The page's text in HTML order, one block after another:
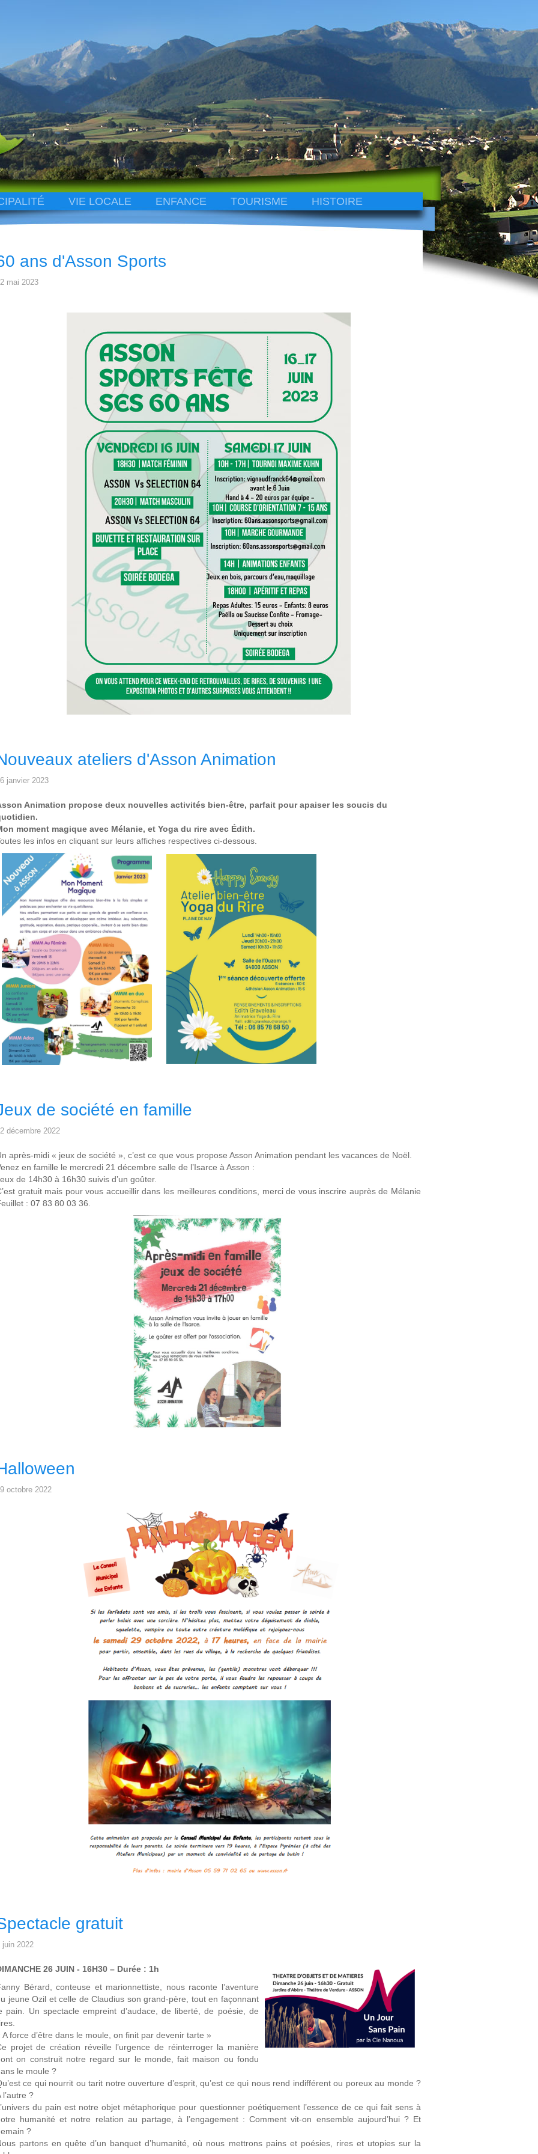
VIE LOCALE ENFANCE TOURISME HISTOIRE
ans d'Asson Sports
mai 2023
ateliers d'Asson Animation
janvier 2023
Animation propose deux nouvelles activités bien-être, parfait pour apaiser les soucis du
moment magique avec Mélanie, et Yoga du rire avec Édith.
les infos en cliquant sur leurs affiches respectives ci-dessous.
de société en famille
décembre 2022
après-midi « jeux de société », c’est ce que vous propose Asson Animation pendant les vacances de Noël.
en famille le mercredi 21 décembre salle de l’Isarce à Asson :
de 14h30 à 16h30 suivis d’un goûter.
gratuit mais pour vous accueillir dans les meilleures conditions, merci de vous inscrire auprès de Mélanie
: 07 83 80 03 36.
octobre 2022
gratuit
juin 2022
26 JUIN - 16H30 – Durée : 1h
Bérard, conteuse et marionnettiste, nous raconte l’aventure
jeune Ozil et celle de Claudius son grand-père, tout en façonnant
pain. Un spectacle empreint d’audace, de liberté, de poésie, de
A force d’être dans le moule, on finit par devenir tarte »
projet de création réveille l’urgence de réinterroger la manière
on construit notre regard sur le monde, fait maison ou fondu
le moule ?
ce qui nourrit ou tarit notre ouverture d’esprit, qu’est ce qui nous rend indifférent ou poreux au monde ?
l’autre ?
du pain est notre objet métaphorique pour questionner poétiquement l’essence de ce qui fait sens à
humanité et notre relation au partage, à l’engagement : Comment vit-on ensemble aujourd’hui ? Et
?
partons en quête d’un banquet d’humanité, où nous mettrons pains et poésies, rires et utopies sur la